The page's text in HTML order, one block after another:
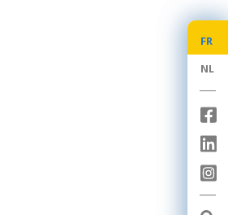
FR
NL
FR
NL